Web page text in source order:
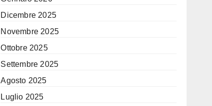
Dicembre 2025
Novembre 2025
Ottobre 2025
Settembre 2025
Agosto 2025
Luglio 2025